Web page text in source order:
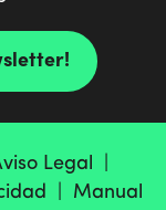
Legal |
| Manual